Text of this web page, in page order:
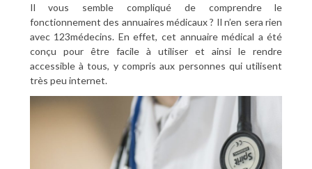
Il vous semble compliqué de comprendre le
fonctionnement des annuaires médicaux ? Il n’en sera rien
avec 123médecins. En effet, cet annuaire médical a été
conçu pour être facile à utiliser et ainsi le rendre
accessible à tous, y compris aux personnes qui utilisent
très peu internet.